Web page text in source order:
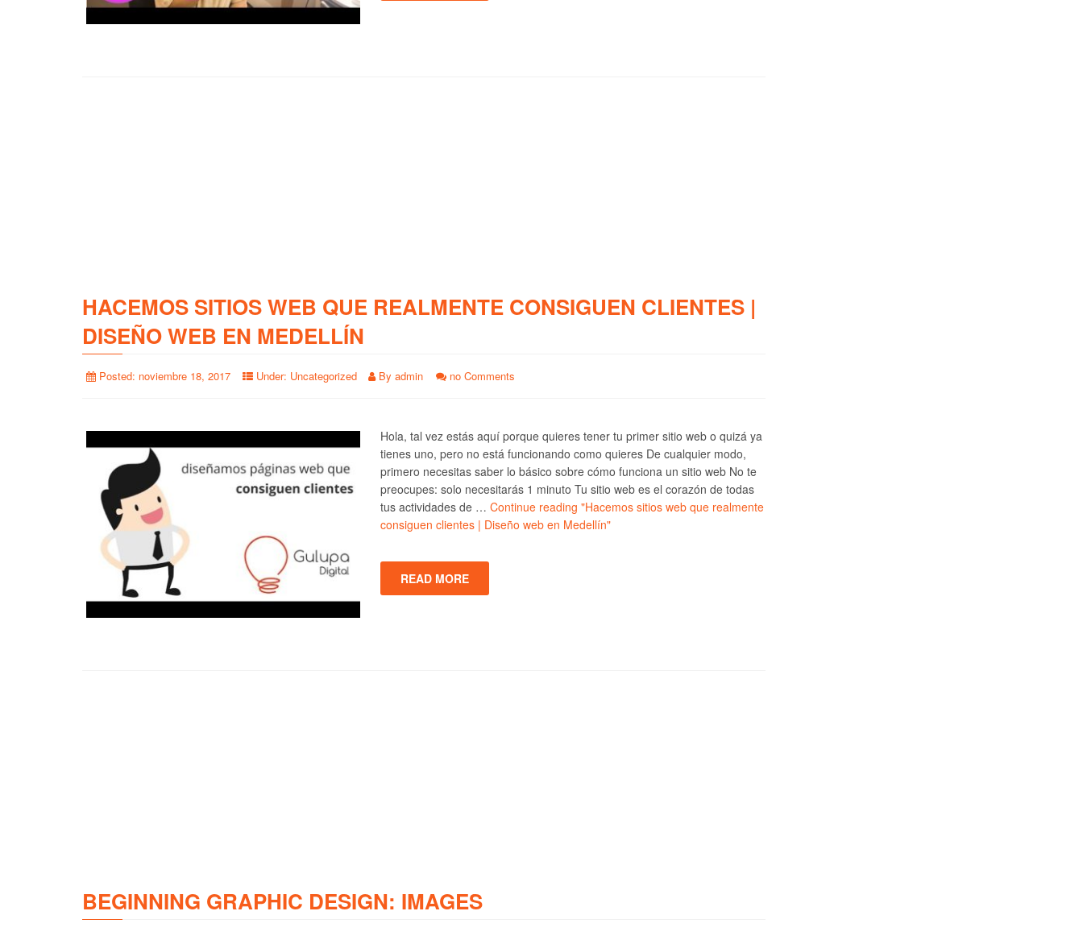
HACEMOS SITIOS WEB QUE REALMENTE CONSIGUEN CLIENTES |
DISEÑO WEB EN MEDELLÍN
Posted: noviembre 18, 2017 Under: Uncategorized By admin no Comments
Hola, tal vez estás aquí porque quieres tener tu primer sitio web o quizá ya
tienes uno, pero no está funcionando como quieres De cualquier modo,
primero necesitas saber lo básico sobre cómo funciona un sitio web No te
preocupes: solo necesitarás 1 minuto Tu sitio web es el corazón de todas
tus actividades de … Continue reading "Hacemos sitios web que realmente
consiguen clientes | Diseño web en Medellín"
READ MORE
BEGINNING GRAPHIC DESIGN: IMAGES